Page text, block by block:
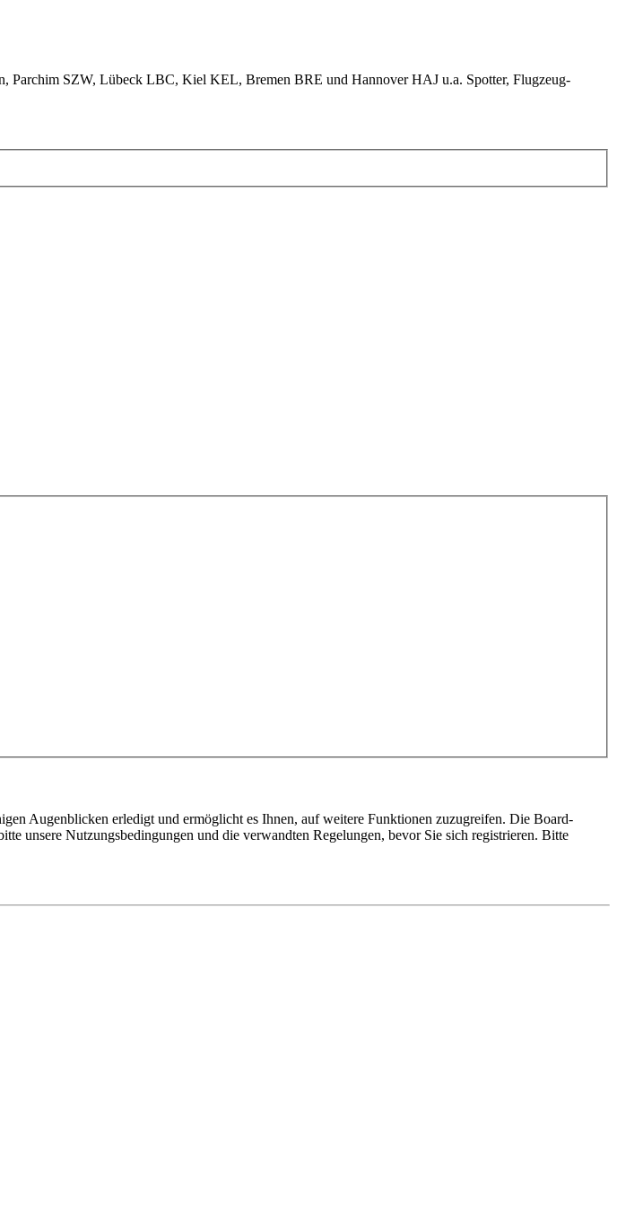
SZW, Lübeck LBC, Kiel KEL, Bremen BRE und Hannover HAJ u.a. Spotter, Flugzeug-
Augenblicken erledigt und ermöglicht es Ihnen, auf weitere Funktionen zuzugreifen. Die Board-
unsere Nutzungsbedingungen und die verwandten Regelungen, bevor Sie sich registrieren. Bitte